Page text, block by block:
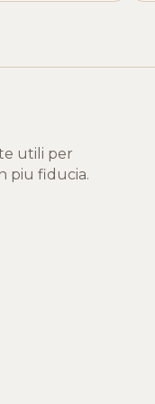
utili per
piu fiducia.